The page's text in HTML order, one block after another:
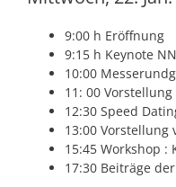
9:00 h Eröffnung
9:15 h Keynote NN
10:00
11: 00
12:30 Speed
13:00 Vorstellung
15:45 Workshop :
17:30 Beiträge